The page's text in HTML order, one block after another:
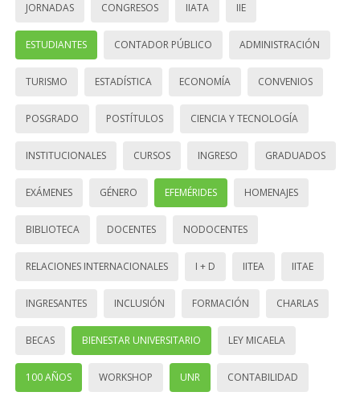
JORNADAS CONGRESOS IIATA IIE
ESTUDIANTES CONTADOR PÚBLICO ADMINISTRACIÓN
TURISMO ESTADÍSTICA ECONOMÍA CONVENIOS
POSGRADO POSTÍTULOS CIENCIA Y TECNOLOGÍA
INSTITUCIONALES CURSOS INGRESO GRADUADOS
EXÁMENES GÉNERO EFEMÉRIDES HOMENAJES
BIBLIOTECA DOCENTES NODOCENTES
RELACIONES INTERNACIONALES I + D IITEA IITAE
INGRESANTES INCLUSIÓN FORMACIÓN CHARLAS
BECAS BIENESTAR UNIVERSITARIO LEY MICAELA
100 AÑOS WORKSHOP UNR CONTABILIDAD